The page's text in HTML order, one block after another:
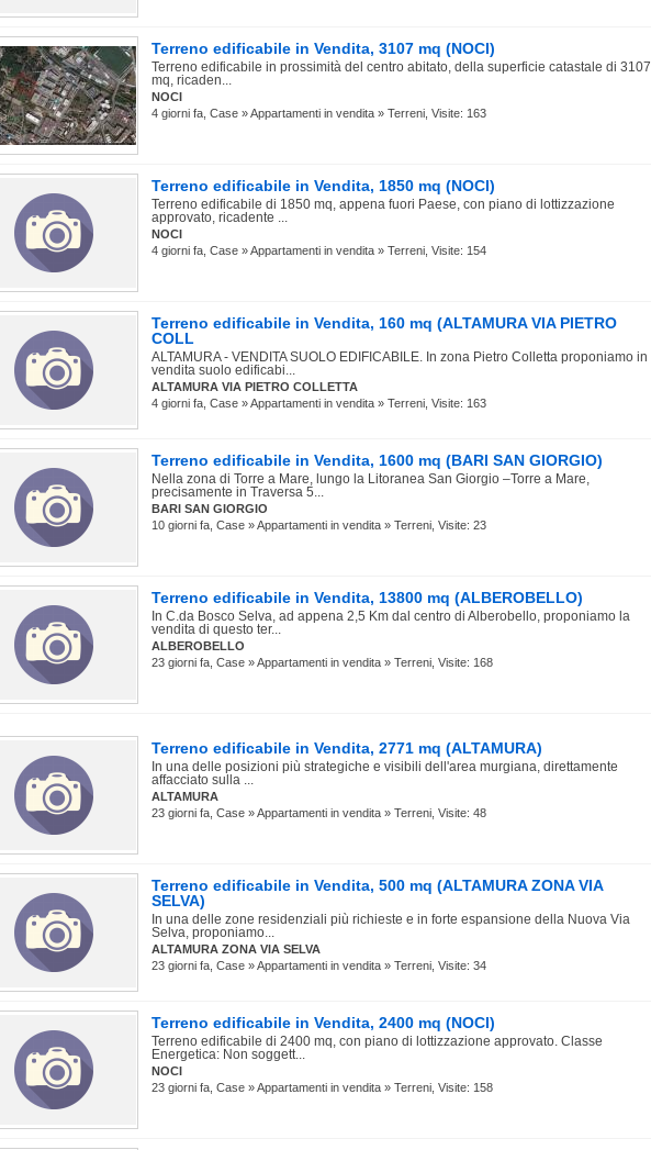
Terreno edificabile in Vendita, 3107 mq (NOCI)
Terreno edificabile in prossimità del centro abitato, della superficie catastale di 3107
mq, ricaden...
NOCI
4 giorni fa, Case » Appartamenti in vendita » Terreni, Visite: 163
Terreno edificabile in Vendita, 1850 mq (NOCI)
Terreno edificabile di 1850 mq, appena fuori Paese, con piano di lottizzazione
approvato, ricadente ...
NOCI
4 giorni fa, Case » Appartamenti in vendita » Terreni, Visite: 154
Terreno edificabile in Vendita, 160 mq (ALTAMURA VIA PIETRO
COLL
ALTAMURA - VENDITA SUOLO EDIFICABILE. In zona Pietro Colletta proponiamo in
vendita suolo edificabi...
ALTAMURA VIA PIETRO COLLETTA
4 giorni fa, Case » Appartamenti in vendita » Terreni, Visite: 163
Terreno edificabile in Vendita, 1600 mq (BARI SAN GIORGIO)
Nella zona di Torre a Mare, lungo la Litoranea San Giorgio –Torre a Mare,
precisamente in Traversa 5...
BARI SAN GIORGIO
10 giorni fa, Case » Appartamenti in vendita » Terreni, Visite: 23
Terreno edificabile in Vendita, 13800 mq (ALBEROBELLO)
In C.da Bosco Selva, ad appena 2,5 Km dal centro di Alberobello, proponiamo la
vendita di questo ter...
ALBEROBELLO
23 giorni fa, Case » Appartamenti in vendita » Terreni, Visite: 168
Terreno edificabile in Vendita, 2771 mq (ALTAMURA)
In una delle posizioni più strategiche e visibili dell'area murgiana, direttamente
affacciato sulla ...
ALTAMURA
23 giorni fa, Case » Appartamenti in vendita » Terreni, Visite: 48
Terreno edificabile in Vendita, 500 mq (ALTAMURA ZONA VIA
SELVA)
In una delle zone residenziali più richieste e in forte espansione della Nuova Via
Selva, proponiamo...
ALTAMURA ZONA VIA SELVA
23 giorni fa, Case » Appartamenti in vendita » Terreni, Visite: 34
Terreno edificabile in Vendita, 2400 mq (NOCI)
Terreno edificabile di 2400 mq, con piano di lottizzazione approvato. Classe
Energetica: Non soggett...
NOCI
23 giorni fa, Case » Appartamenti in vendita » Terreni, Visite: 158